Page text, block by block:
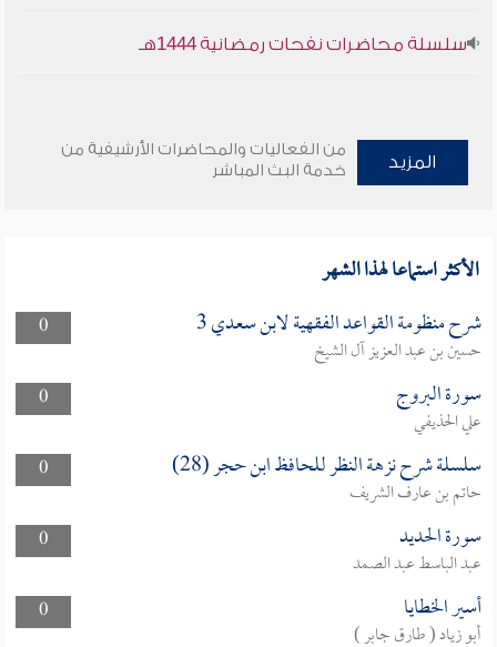
سلسلة محاضرات نفحات رمضانية 1444هـ
المزيد
من الفعاليات والمحاضرات الأرشيفية من
خدمة البث المباشر
الأكثر استماعا لهذا الشهر
0 شرح منظومة القواعد الفقهية لابن سعدي 3
حسين بن عبد العزيز آل الشيخ
0
سورة البروج
علي الحذيفي
0
سلسلة شرح نزهة النظر للحافظ ابن حجر (28)
حاتم بن عارف الشريف
0
سورة الحديد
عبد الباسط عبد الصمد
0
أسير الخطايا
أبو زياد ( طارق جابر )